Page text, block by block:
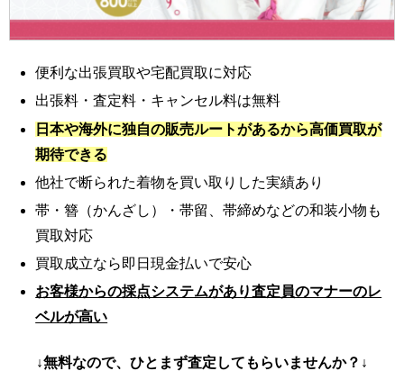
便利な出張買取や宅配買取に対応
出張料・査定料・キャンセル料は無料
日本や海外に独自の販売ルートがあるから高価買取が
期待できる
他社で断られた着物を買い取りした実績あり
帯・簪（かんざし）・帯留、帯締めなどの和装小物も
買取対応
買取成立なら即日現金払いで安心
お客様からの採点システムがあり査定員のマナーのレ
ベルが高い
↓無料なので、ひとまず査定してもらいませんか？↓